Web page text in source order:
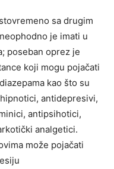
sa drugim
je imati u
poseban oprez je
koji mogu pojačati
kao što su
antidepresivi,
antipsihotici,
analgetici.
može pojačati